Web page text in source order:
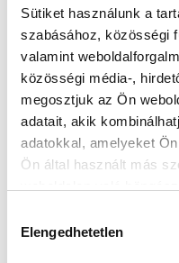
Sütiket használunk a
szabásához, közösségi
valamint
közösségi média-,
megosztjuk az Ön
adatait, akik
adatokkal, amelyeket
Ön által használt más
kiválasztása
Elengedhetetlen